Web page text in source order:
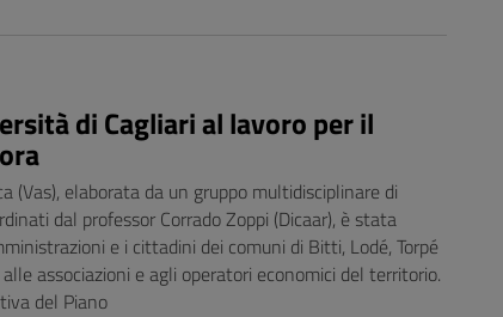
di Cagliari al lavoro per il
(Vas), elaborata da un gruppo multidisciplinare di
dal professor Corrado Zoppi (Dicaar), è stata
e i cittadini dei comuni di Bitti, Lodé, Torpé
associazioni e agli operatori economici del territorio.
del Piano